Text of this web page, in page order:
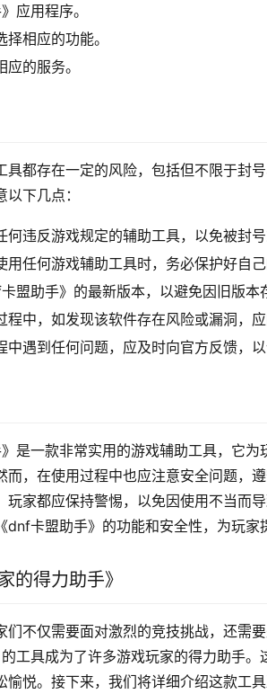
应用程序。
相应的功能。
的服务。
具都存在一定的风险，包括但不限于封
下几点：
违反游戏规定的辅助工具，以免被封号
任何游戏辅助工具时，务必保护好自
盟助手》的最新版本，以避免因旧版本
中，如发现该软件存在风险或漏洞，
遇到任何问题，应及时向官方反馈，以
是一款非常实用的游戏辅助工具，它
而，在使用过程中也应注意安全问题，
玩家都应保持警惕，以免因使用不当而
卡盟助手》的功能和安全性，为玩家
的得力助手》
们不仅需要面对激烈的竞技挑战，还需
工具成为了许多游戏玩家的得力助手
悦。接下来，我们将详细介绍这款工具